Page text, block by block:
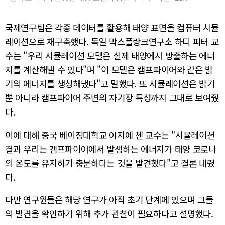
국제연구팀은 각종 데이터를 활용해 태양 표면을 컴퓨터 시뮬
레이션으로 재구축했다. 독일 막스플랑크연구소 하디 피터 교
수는 "우리 시뮬레이션 모델은 실제 태양에서 방출하는 에너
지를 계산해낼 수 있다"며 "이 모델은 캠프파이어와 같은 밝
기의 에너지를 생성해냈다"고 말했다. 또 시뮬레이션은 밝기
뿐 아니라 캠프파이어 주변의 자기장 특성까지 그대로 보여줬
다.
이에 대해 중국 베이징대학교 야지에 첸 교수는 "시뮬레이션
결과 우리는 캠프파이어에서 발생하는 에너지가 태양 코로나
의 온도를 유지하기 충분하다는 것을 발견했다"고 결론 내렸
다.
다만 연구원들은 해당 연구가 아직 초기 단계에 있으며 그들
의 발견을 확인하기 위해 추가 관찰이 필요하다고 설명했다.